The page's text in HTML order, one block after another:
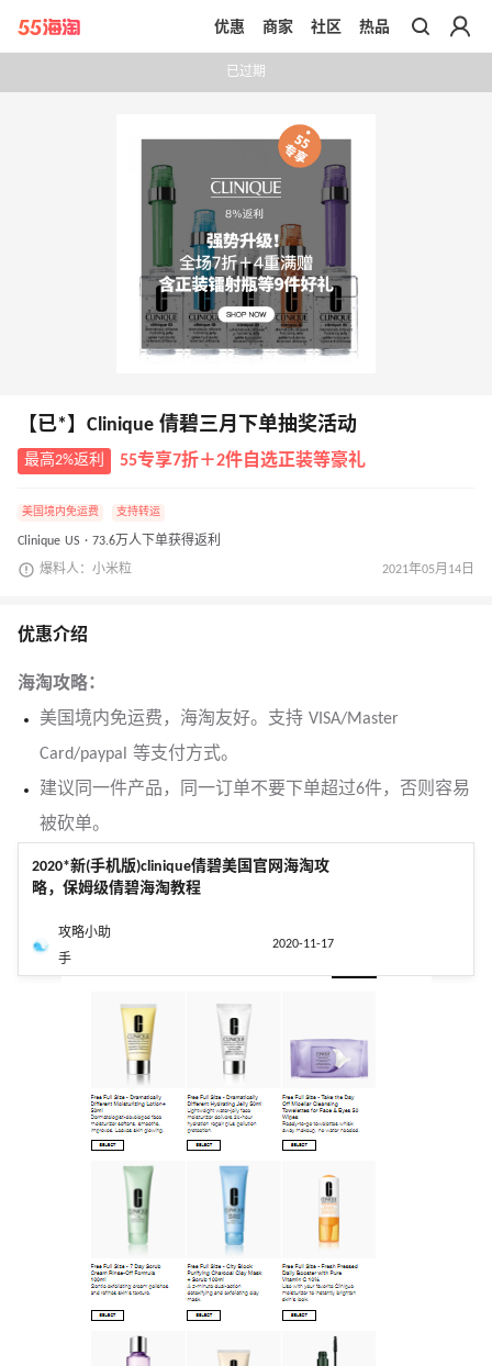
带你去官网买正品
优惠 商家 社区 热品
已过期
【已*】Clinique 倩碧三月下单抽奖活动
最高2%返利 55专享7折＋2件自选正装等豪礼
美国境内免运费 支持转运
Clinique US · 73.6万人下单获得返利
爆料人：小米粒 2021年05月14日
优惠介绍
海淘攻略：
美国境内免运费，海淘友好。支持 VISA/Master
Card/paypal 等支付方式。
建议同一件产品，同一订单不要下单超过6件，否则容易
被砍单。
2020*新(手机版)clinique倩碧美国官网海淘攻
略，保姆级倩碧海淘教程
攻略小助
手
2020-11-17